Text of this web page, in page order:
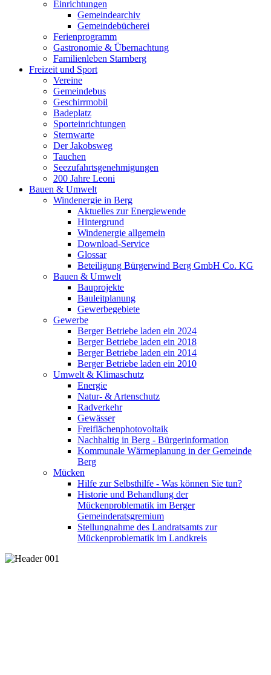
Einrichtungen
Gemeindearchiv
Gemeindebücherei
Ferienprogramm
Gastronomie & Übernachtung
Familienleben Starnberg
Freizeit und Sport
Vereine
Gemeindebus
Geschirrmobil
Badeplatz
Sporteinrichtungen
Sternwarte
Der Jakobsweg
Tauchen
Seezufahrtsgenehmigungen
200 Jahre Leoni
Bauen & Umwelt
Windenergie in Berg
Aktuelles zur Energiewende
Hintergrund
Windenergie allgemein
Download-Service
Glossar
Beteiligung Bürgerwind Berg GmbH Co. KG
Bauen & Umwelt
Bauprojekte
Bauleitplanung
Gewerbegebiete
Gewerbe
Berger Betriebe laden ein 2024
Berger Betriebe laden ein 2018
Berger Betriebe laden ein 2014
Berger Betriebe laden ein 2010
Umwelt & Klimaschutz
Energie
Natur- & Artenschutz
Radverkehr
Gewässer
Freiflächenphotovoltaik
Nachhaltig in Berg - Bürgerinformation
Kommunale Wärmeplanung in der Gemeinde
Berg
Mücken
Hilfe zur Selbsthilfe - Was können Sie tun?
Historie und Behandlung der
Mückenproblematik im Berger
Gemeinderatsgremium
Stellungnahme des Landratsamts zur
Mückenproblematik im Landkreis